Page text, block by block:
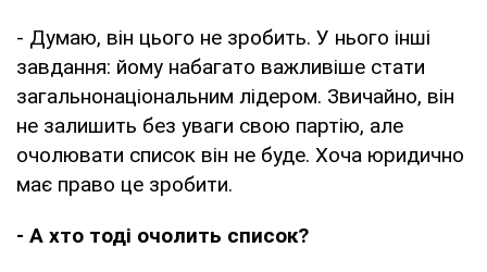
- Думаю, він цього не зробить. У нього інші
завдання: йому набагато важливіше стати
загальнонаціональним лідером. Звичайно, він
не залишить без уваги свою партію, але
очолювати список він не буде. Хоча юридично
має право це зробити.
- А хто тоді очолить список?